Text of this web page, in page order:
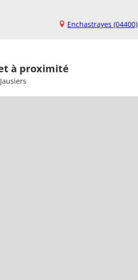
Enchastrayes (04400)
à proximité